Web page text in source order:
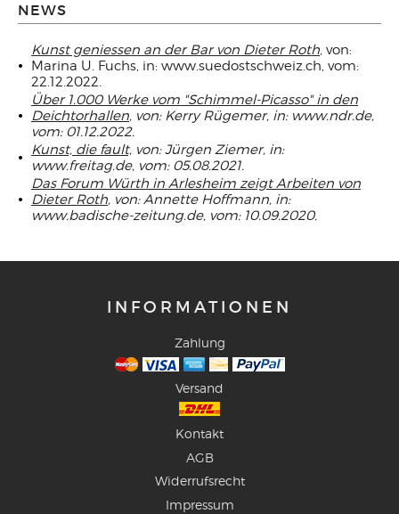
NEWS
Kunst geniessen an der Bar von Dieter Roth, von:
Marina U. Fuchs, in: www.suedostschweiz.ch, vom:
22.12.2022.
Über 1.000 Werke vom "Schimmel-Picasso" in den
Deichtorhallen, von: Kerry Rügemer, in: www.ndr.de,
vom: 01.12.2022.
Kunst, die fault, von: Jürgen Ziemer, in:
www.freitag.de, vom: 05.08.2021.
Das Forum Würth in Arlesheim zeigt Arbeiten von
Dieter Roth, von: Annette Hoffmann, in:
www.badische-zeitung.de, vom: 10.09.2020.
INFORMATIONEN
Zahlung
Versand
Kontakt
AGB
Widerrufsrecht
Impressum